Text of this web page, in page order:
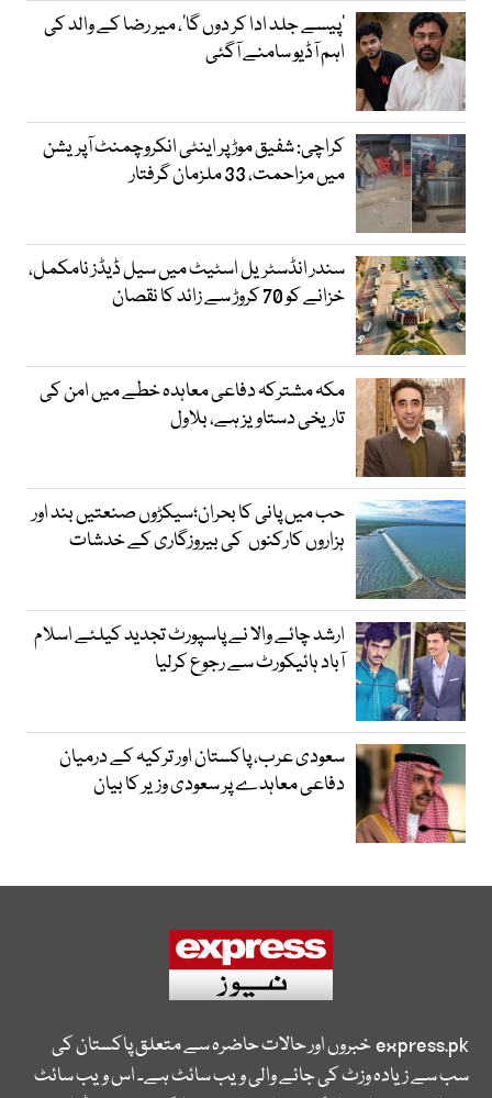
’پیسے جلد ادا کر دوں گا‘، میر رضا کے والد کی
اہم آڈیو سامنے آگئی
کراچی: شفیق موڑ پر اینٹی انکروچمنٹ آپریشن
میں مزاحمت، 33 ملزمان گرفتار
سندر انڈسٹریل اسٹیٹ میں سیل ڈیڈز نامکمل،
خزانے کو 70 کروڑ سے زائد کا نقصان
مکہ مشترکہ دفاعی معاہدہ خطے میں امن کی
تاریخی دستاویز ہے، بلاول
حب میں پانی کا بحران؛سیکڑوں صنعتیں بند اور
ہزاروں کارکنوں کی بیروزگاری کے خدشات
ارشد چائے والا نے پاسپورٹ تجدید کیلئے اسلام
آباد ہائیکورٹ سے رجوع کرلیا
سعودی عرب، پاکستان اور ترکیہ کے درمیان
دفاعی معاہدے پر سعودی وزیر کا بیان
express.pkخبروں اور حالات حاضرہ سے متعلق پاکستان کی
سب سے زیادہ وزٹ کی جانے والی ویب سائٹ ہے۔ اس ویب سائٹ